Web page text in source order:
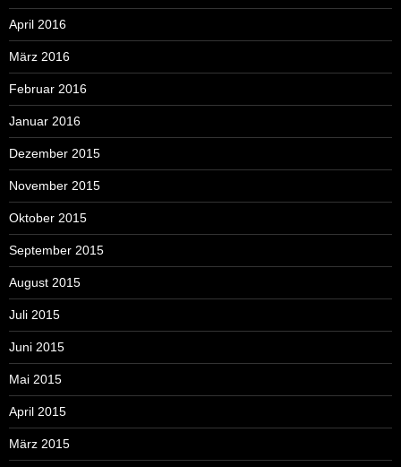
April 2016
März 2016
Februar 2016
Januar 2016
Dezember 2015
November 2015
Oktober 2015
September 2015
August 2015
Juli 2015
Juni 2015
Mai 2015
April 2015
März 2015